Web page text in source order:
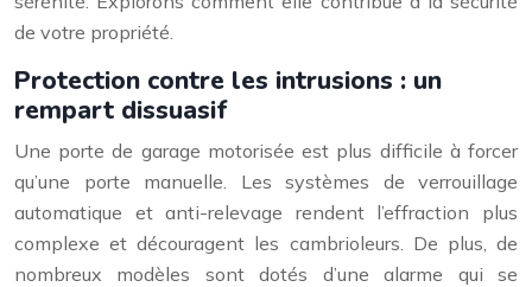
de votre propriété.
Protection contre les intrusions : un
rempart dissuasif
Une porte de garage motorisée est plus difficile à forcer
qu’une porte manuelle. Les systèmes de verrouillage
automatique et anti-relevage rendent l’effraction plus
complexe et découragent les cambrioleurs. De plus, de
nombreux modèles sont dotés d’une alarme qui se